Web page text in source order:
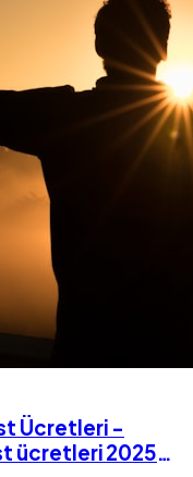
Ücretleri -
ücretleri 2025-